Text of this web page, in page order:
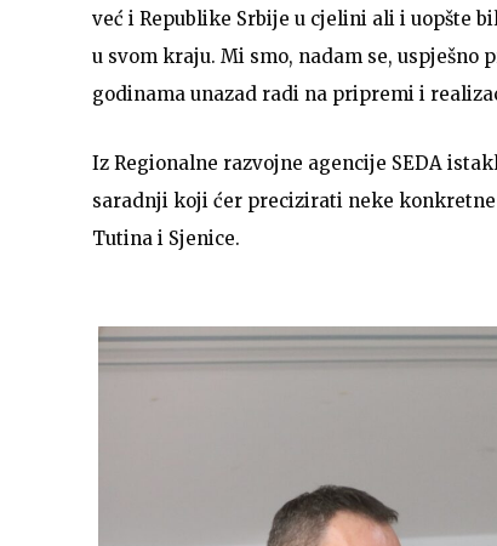
već i Republike Srbije u cjelini ali i uopšte
u svom kraju. Mi smo, nadam se,
godinama unazad radi na pripremi i
Iz Regionalne razvojne agencije SEDA
saradnji koji ćer precizirati neke
Tutina i Sjenice.